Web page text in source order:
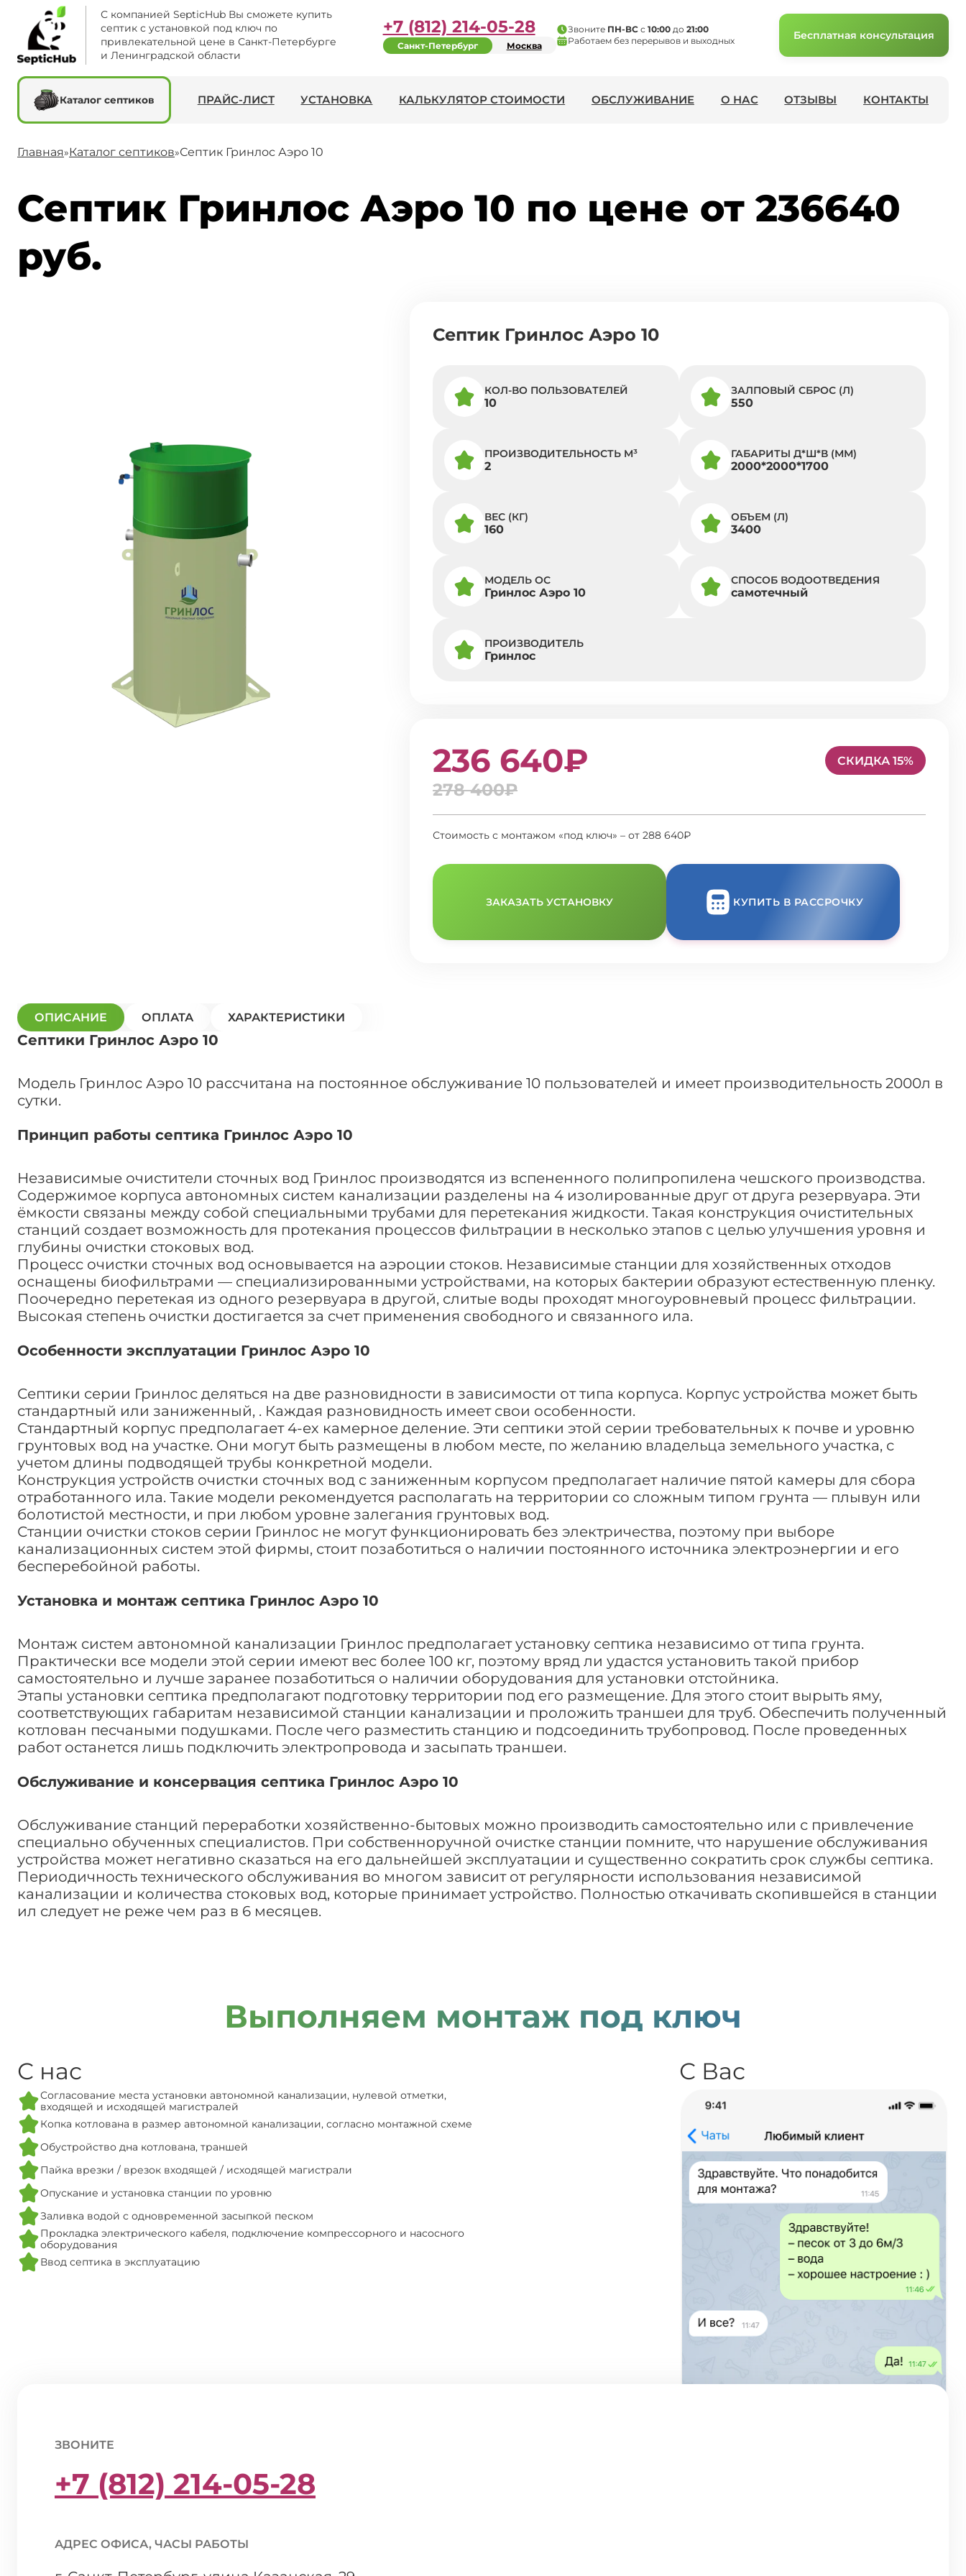
С компанией SepticHub Вы сможете купить
септик с установкой под ключ по
привлекательной цене в Санкт-Петербурге
и Ленинградской области
+7 (812) 214-05-28
Санкт-Петербург Москва
Звоните ПН-ВСс 10:00до 21:00
Работаем без перерывов и выходных
Бесплатная консультация
Каталог септиков ПРАЙС-ЛИСТ УСТАНОВКА КАЛЬКУЛЯТОР СТОИМОСТИ ОБСЛУЖИВАНИЕ О НАС ОТЗЫВЫ КОНТАКТЫ
Главная»Каталог септиков»Септик Гринлос Аэро 10
Септик Гринлос Аэро 10 по цене от 236640
руб.
Септик Гринлос Аэро 10
КОЛ-ВО ПОЛЬЗОВАТЕЛЕЙ
10
ЗАЛПОВЫЙ СБРОС (Л)
550
ПРОИЗВОДИТЕЛЬНОСТЬ M³
2
ГАБАРИТЫ Д*Ш*В (ММ)
2000*2000*1700
ВЕС (КГ)
160
ОБЪЕМ (Л)
3400
МОДЕЛЬ ОС
Гринлос Аэро 10
СПОСОБ ВОДООТВЕДЕНИЯ
самотечный
ПРОИЗВОДИТЕЛЬ
Гринлос
236 640₽
278 400₽
СКИДКА 15%
Стоимость с монтажом «под ключ» – от 288 640₽
ЗАКАЗАТЬ УСТАНОВКУ КУПИТЬ В РАССРОЧКУ
ОПИСАНИЕ ОПЛАТА ХАРАКТЕРИСТИКИ
Септики Гринлос Аэро 10
Модель Гринлос Аэро 10 рассчитана на постоянное обслуживание 10 пользователей и имеет производительность 2000л в
сутки.
Принцип работы септика Гринлос Аэро 10
Независимые очистители сточных вод Гринлос производятся из вспененного полипропилена чешского производства.
Содержимое корпуса автономных систем канализации разделены на 4 изолированные друг от друга резервуара. Эти
ёмкости связаны между собой специальными трубами для перетекания жидкости. Такая конструкция очистительных
станций создает возможность для протекания процессов фильтрации в несколько этапов с целью улучшения уровня и
глубины очистки стоковых вод.
Процесс очистки сточных вод основывается на аэроции стоков. Независимые станции для хозяйственных отходов
оснащены биофильтрами — специализированными устройствами, на которых бактерии образуют естественную пленку.
Поочередно перетекая из одного резервуара в другой, слитые воды проходят многоуровневый процесс фильтрации.
Высокая степень очистки достигается за счет применения свободного и связанного ила.
Особенности эксплуатации Гринлос Аэро 10
Септики серии Гринлос деляться на две разновидности в зависимости от типа корпуса. Корпус устройства может быть
стандартный или заниженный, . Каждая разновидность имеет свои особенности.
Стандартный корпус предполагает 4-ех камерное деление. Эти септики этой серии требовательных к почве и уровню
грунтовых вод на участке. Они могут быть размещены в любом месте, по желанию владельца земельного участка, с
учетом длины подводящей трубы конкретной модели.
Конструкция устройств очистки сточных вод с заниженным корпусом предполагает наличие пятой камеры для сбора
отработанного ила. Такие модели рекомендуется располагать на территории со сложным типом грунта — плывун или
болотистой местности, и при любом уровне залегания грунтовых вод.
Станции очистки стоков серии Гринлос не могут функционировать без электричества, поэтому при выборе
канализационных систем этой фирмы, стоит позаботиться о наличии постоянного источника электроэнергии и его
бесперебойной работы.
Установка и монтаж септика Гринлос Аэро 10
Монтаж систем автономной канализации Гринлос предполагает установку септика независимо от типа грунта.
Практически все модели этой серии имеют вес более 100 кг, поэтому вряд ли удастся установить такой прибор
самостоятельно и лучше заранее позаботиться о наличии оборудования для установки отстойника.
Этапы установки септика предполагают подготовку территории под его размещение. Для этого стоит вырыть яму,
соответствующих габаритам независимой станции канализации и проложить траншеи для труб. Обеспечить полученный
котлован песчаными подушками. После чего разместить станцию и подсоединить трубопровод. После проведенных
работ останется лишь подключить электропровода и засыпать траншеи.
Обслуживание и консервация септика Гринлос Аэро 10
Обслуживание станций переработки хозяйственно-бытовых можно производить самостоятельно или с привлечение
специально обученных специалистов. При собственноручной очистке станции помните, что нарушение обслуживания
устройства может негативно сказаться на его дальнейшей эксплуатации и существенно сократить срок службы септика.
Периодичность технического обслуживания во многом зависит от регулярности использования независимой
канализации и количества стоковых вод, которые принимает устройство. Полностью откачивать скопившейся в станции
ил следует не реже чем раз в 6 месяцев.
Выполняем монтаж под ключ
С нас
Согласование места установки автономной канализации, нулевой отметки,
входящей и исходящей магистралей
Копка котлована в размер автономной канализации, согласно монтажной схеме
Обустройство дна котлована, траншей
Пайка врезки / врезок входящей / исходящей магистрали
Опускание и установка станции по уровню
Заливка водой с одновременной засыпкой песком
Прокладка электрического кабеля, подключение компрессорного и насосного
оборудования
Ввод септика в эксплуатацию
С Вас
ЗВОНИТЕ
+7 (812) 214-05-28
АДРЕС ОФИСА, ЧАСЫ РАБОТЫ